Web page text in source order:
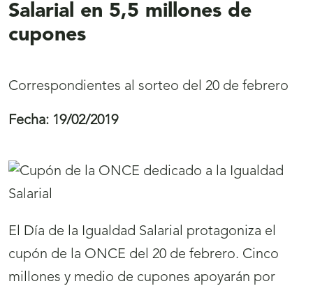
Salarial en 5,5 millones de
cupones
Correspondientes al sorteo del 20 de febrero
Fecha: 19/02/2019
El Día de la Igualdad Salarial protagoniza el
cupón de la ONCE del 20 de febrero. Cinco
millones y medio de cupones apoyarán por